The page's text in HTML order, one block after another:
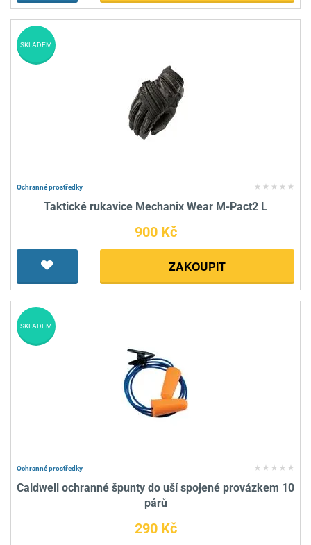
Ochranné prostředky
Taktické rukavice Mechanix Wear M-Pact2 L
900 Kč
ZAKOUPIT
SKLADEM
Ochranné prostředky
Caldwell ochranné špunty do uší spojené provázkem 10
párů
290 Kč
SKLADEM